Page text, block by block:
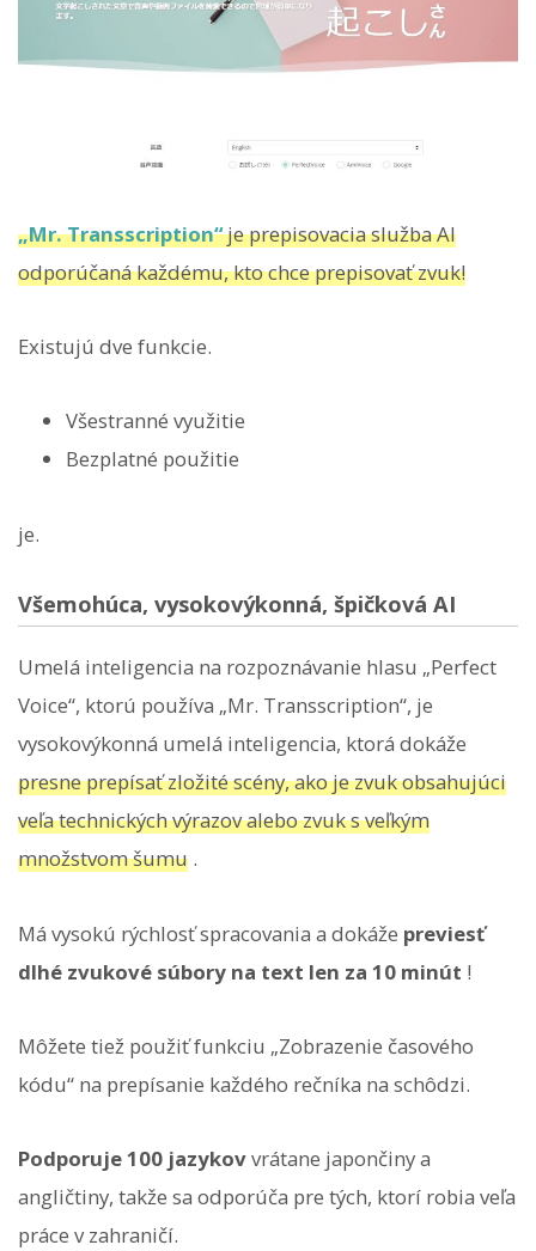
„Mr. Transscription“je prepisovacia služba AI
odporúčaná každému, kto chce prepisovať zvuk!
Existujú dve funkcie.
Všestranné využitie
Bezplatné použitie
je.
Všemohúca, vysokovýkonná, špičková AI
Umelá inteligencia na rozpoznávanie hlasu „Perfect
Voice“, ktorú používa „Mr. Transscription“, je
vysokovýkonná umelá inteligencia, ktorá dokáže
presne prepísať zložité scény, ako je zvuk obsahujúci
veľa technických výrazov alebo zvuk s veľkým
množstvom šumu .
Má vysokú rýchlosť spracovania a dokáže previesť
dlhé zvukové súbory na text len ​​za 10 minút !
Môžete tiež použiť funkciu „Zobrazenie časového
kódu“ na prepísanie každého rečníka na schôdzi.
Podporuje 100 jazykovvrátane japončiny a
angličtiny, takže sa odporúča pre tých, ktorí robia veľa
práce v zahraničí.